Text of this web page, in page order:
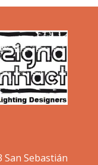
San Sebastián